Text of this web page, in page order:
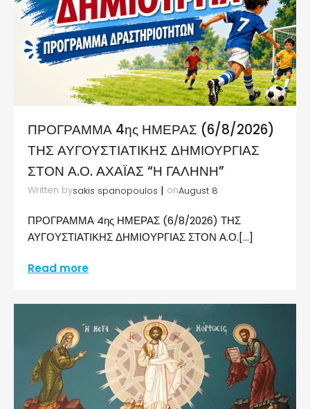
ΠΡΟΓΡΑΜΜΑ 4ης ΗΜΕΡΑΣ (6/8/2026)
ΤΗΣ ΑΥΓΟΥΣΤΙΑΤΙΚΗΣ ΔΗΜΙΟΥΡΓΙΑΣ
ΣΤΟΝ Α.Ο. ΑΧΑΪΑΣ “Η ΓΑΛΗΝΗ”
Written bysakis spanopoulos | onAugust 8
ΠΡΟΓΡΑΜΜΑ 4ης ΗΜΕΡΑΣ (6/8/2026) ΤΗΣ
ΑΥΓΟΥΣΤΙΑΤΙΚΗΣ ΔΗΜΙΟΥΡΓΙΑΣ ΣΤΟΝ Α.Ο.[…]
Read more